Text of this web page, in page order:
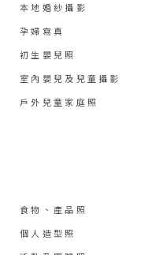
本地婚紗攝影
孕婦寫真
初生嬰兒照
室內嬰兒及兒童攝影
戶外兒童家庭照
食物、產品照
個人造型照